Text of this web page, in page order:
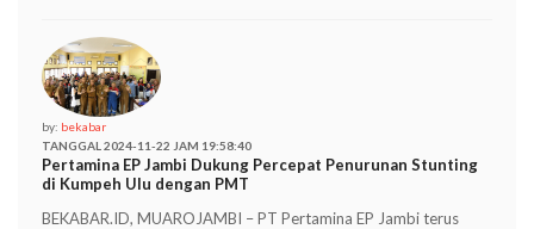
by: bekabar
TANGGAL 2024-11-22 JAM 19:58:40
Pertamina EP Jambi Dukung Percepat Penurunan Stunting
di Kumpeh Ulu dengan PMT
BEKABAR.ID, MUAROJAMBI – PT Pertamina EP Jambi terus